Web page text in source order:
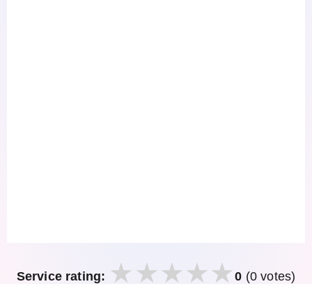
Service rating: 0 (0 votes)